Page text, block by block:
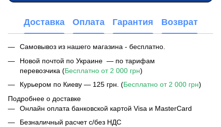
Доставка Оплата Гарантия Возврат
Самовывоз из нашего магазина - бесплатно.
Новой почтой по Украине — по тарифам
перевозчика (Бесплатно от 2 000 грн)
Курьером по Киеву — 125 грн. (Бесплатно от 2 000 грн)
Подробнее о доставке
Онлайн оплата банковской картой Visa и MasterCard
Безналичный расчет с/без НДС